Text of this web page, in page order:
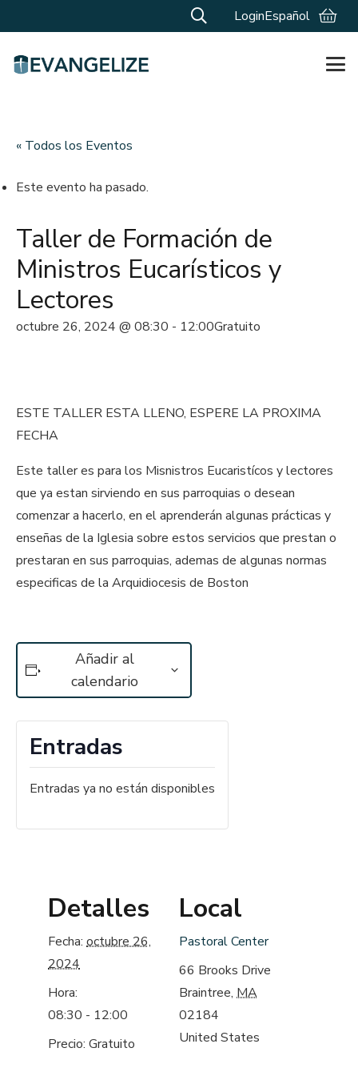
LoginEspañol
« Todos los Eventos
Este evento ha pasado.
Taller de Formación de
Ministros Eucarísticos y
Lectores
octubre 26, 2024 @ 08:30 - 12:00Gratuito
ESTE TALLER ESTA LLENO, ESPERE LA PROXIMA
FECHA
Este taller es para los Misnistros Eucaristícos y lectores
que ya estan sirviendo en sus parroquias o desean
comenzar a hacerlo, en el aprenderán algunas prácticas y
enseñas de la Iglesia sobre estos servicios que prestan o
prestaran en sus parroquias, ademas de algunas normas
especificas de la Arquidiocesis de Boston
Añadir al
calendario
Detalles
Fecha: octubre 26,
2024
Hora:
08:30 - 12:00
Precio: Gratuito
Local
Pastoral Center
66 Brooks Drive
Braintree, MA
02184
United States
Entradas
Entradas ya no están disponibles